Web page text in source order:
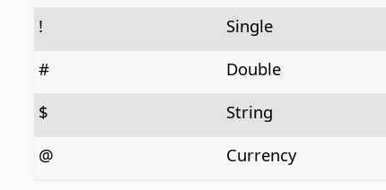
!
Single
#
Double
$
String
@
Currency